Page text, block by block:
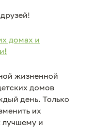
домах и
!
жизненной
домов
день. Только
их
лучшему и